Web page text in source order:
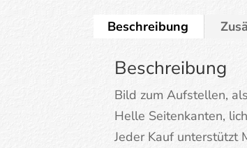
Beschreibung
Beschreibung
Bild zum Aufstellen,
Helle Seitenkanten,
Jeder Kauf unterstützt